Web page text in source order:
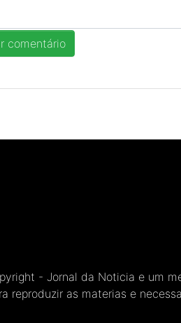
- Jornal da Noticia e um
reproduzir as materias e